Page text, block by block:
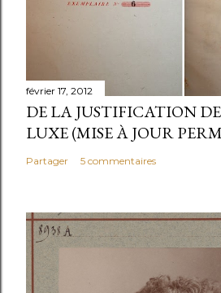
février 17, 2012
DE LA JUSTIFICATION
LUXE (MISE À JOUR
Partager 5 commentaires